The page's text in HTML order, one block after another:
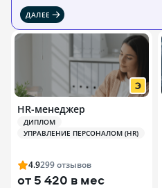
ДАЛЕЕ
HR-менеджер
ДИПЛОМ
УПРАВЛЕНИЕ ПЕРСОНАЛОМ (HR)
4.9299отзывов
от 5 420 в мес